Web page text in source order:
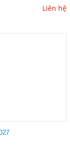
Liên hệ